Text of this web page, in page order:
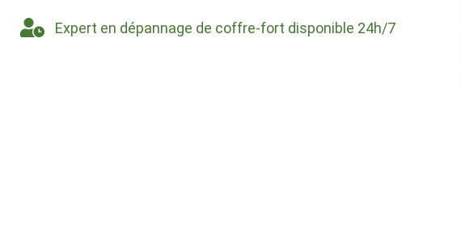
Expert en dépannage de coffre-fort disponible 24h/7